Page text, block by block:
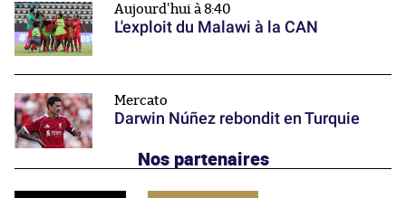
Aujourd'hui à 8:40
L'exploit du Malawi à la CAN
Mercato
Darwin Núñez rebondit en Turquie
Nos partenaires